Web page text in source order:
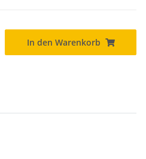
In den Warenkorb